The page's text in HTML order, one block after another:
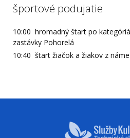
športové podujatie
10:00 hromadný štart po
zastávky Pohorelá
10:40 štart žiačok a žiakov z